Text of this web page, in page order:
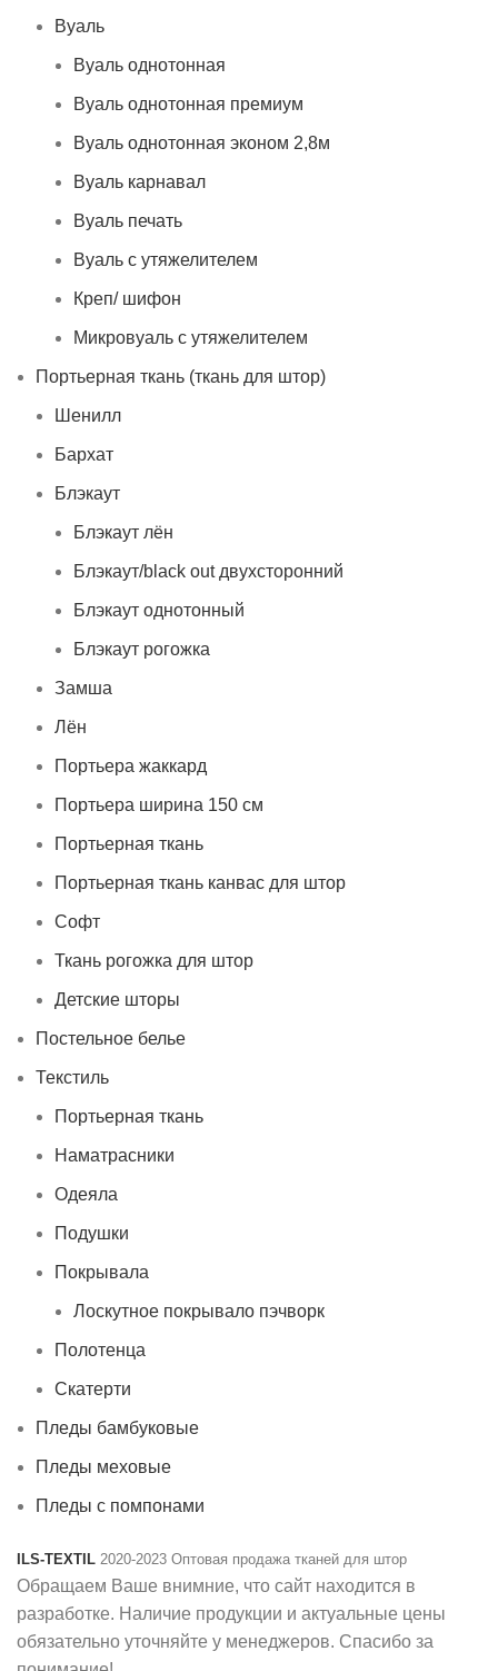
Вуаль
Вуаль однотонная
Вуаль однотонная премиум
Вуаль однотонная эконом 2,8м
Вуаль карнавал
Вуаль печать
Вуаль с утяжелителем
Креп/ шифон
Микровуаль с утяжелителем
Портьерная ткань (ткань для штор)
Шенилл
Бархат
Блэкаут
Блэкаут лён
Блэкаут/black out двухсторонний
Блэкаут однотонный
Блэкаут рогожка
Замша
Лён
Портьера жаккард
Портьера ширина 150 см
Портьерная ткань
Портьерная ткань канвас для штор
Софт
Ткань рогожка для штор
Детские шторы
Постельное белье
Текстиль
Портьерная ткань
Наматрасники
Одеяла
Подушки
Покрывала
Лоскутное покрывало пэчворк
Полотенца
Скатерти
Пледы бамбуковые
Пледы меховые
Пледы с помпонами
ILS-TEXTIL 2020-2023 Оптовая продажа тканей для штор
Обращаем Ваше внимние, что сайт находится в
разработке. Наличие продукции и актуальные цены
обязательно уточняйте у менеджеров. Спасибо за